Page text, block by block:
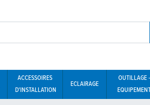
ACCESSOIRES
D'INSTALLATION
ECLAIRAGE
OUTILLAGE -